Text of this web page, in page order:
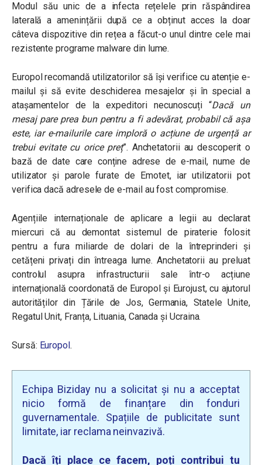
Modul său unic de a infecta rețelele prin răspândirea
laterală a amenințării după ce a obținut acces la doar
câteva dispozitive din rețea a făcut-o unul dintre cele mai
rezistente programe malware din lume.
Europol recomandă utilizatorilor să își verifice cu atenție e-
mailul și să evite deschiderea mesajelor și în special a
atașamentelor de la expeditori necunoscuți “Dacă un
mesaj pare prea bun pentru a fi adevărat, probabil că așa
este, iar e-mailurile care imploră o acțiune de urgență ar
trebui evitate cu orice preț”. Anchetatorii au descoperit o
bază de date care conține adrese de e-mail, nume de
utilizator și parole furate de Emotet, iar utilizatorii pot
verifica dacă adresele de e-mail au fost compromise.
Agențiile internaționale de aplicare a legii au declarat
miercuri că au demontat sistemul de piraterie folosit
pentru a fura miliarde de dolari de la întreprinderi și
cetățeni privați din întreaga lume. Anchetatorii au preluat
controlul asupra infrastructurii sale într-o acțiune
internațională coordonată de Europol și Eurojust, cu ajutorul
autorităților din Țările de Jos, Germania, Statele Unite,
Regatul Unit, Franța, Lituania, Canada și Ucraina.
Sursă: Europol.
Echipa Biziday nu a solicitat și nu a acceptat
nicio formă de finanțare din fonduri
guvernamentale. Spațiile de publicitate sunt
limitate, iar reclama neinvazivă.
Dacă îți place ce facem, poți contribui tu